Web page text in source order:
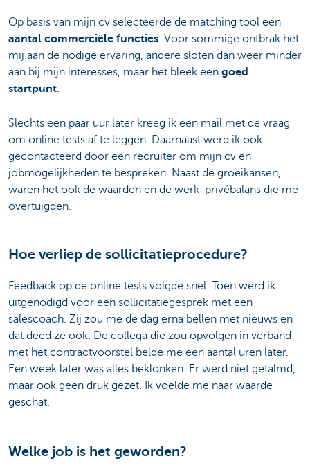
Op basis van mijn cv selecteerde de matching tool een
aantal commerciële functies. Voor sommige ontbrak het
mij aan de nodige ervaring, andere sloten dan weer minder
aan bij mijn interesses, maar het bleek een goed
startpunt.
Slechts een paar uur later kreeg ik een mail met de vraag
om online tests af te leggen. Daarnaast werd ik ook
gecontacteerd door een recruiter om mijn cv en
jobmogelijkheden te bespreken. Naast de groeikansen,
waren het ook de waarden en de werk-privébalans die me
overtuigden.
Hoe verliep de sollicitatieprocedure?
Feedback op de online tests volgde snel. Toen werd ik
uitgenodigd voor een sollicitatiegesprek met een
salescoach. Zij zou me de dag erna bellen met nieuws en
dat deed ze ook. De collega die zou opvolgen in verband
met het contractvoorstel belde me een aantal uren later.
Een week later was alles beklonken. Er werd niet getalmd,
maar ook geen druk gezet. Ik voelde me naar waarde
geschat.
Welke job is het geworden?